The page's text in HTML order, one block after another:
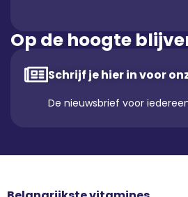
Op de hoogte
Schrijf je hier in voor
De nieuwsbrief voor